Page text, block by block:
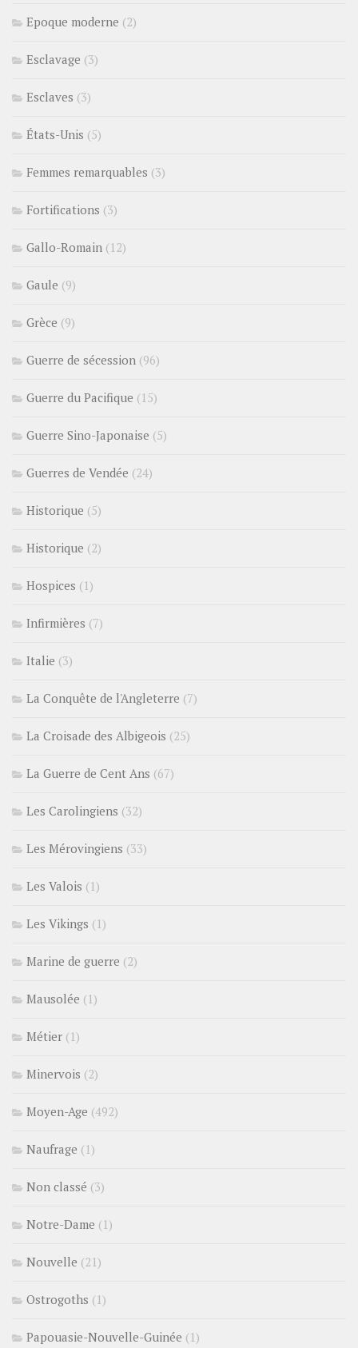
Epoque moderne (2)
Esclavage (3)
Esclaves (3)
États-Unis (5)
Femmes remarquables (3)
Fortifications (3)
Gallo-Romain (12)
Gaule (9)
Grèce (9)
Guerre de sécession (96)
Guerre du Pacifique (15)
Guerre Sino-Japonaise (5)
Guerres de Vendée (24)
Historique (5)
Historique (2)
Hospices (1)
Infirmières (7)
Italie (3)
La Conquête de l'Angleterre (7)
La Croisade des Albigeois (25)
La Guerre de Cent Ans (67)
Les Carolingiens (32)
Les Mérovingiens (33)
Les Valois (1)
Les Vikings (1)
Marine de guerre (2)
Mausolée (1)
Métier (1)
Minervois (2)
Moyen-Age (492)
Naufrage (1)
Non classé (3)
Notre-Dame (1)
Nouvelle (21)
Ostrogoths (1)
Papouasie-Nouvelle-Guinée (1)